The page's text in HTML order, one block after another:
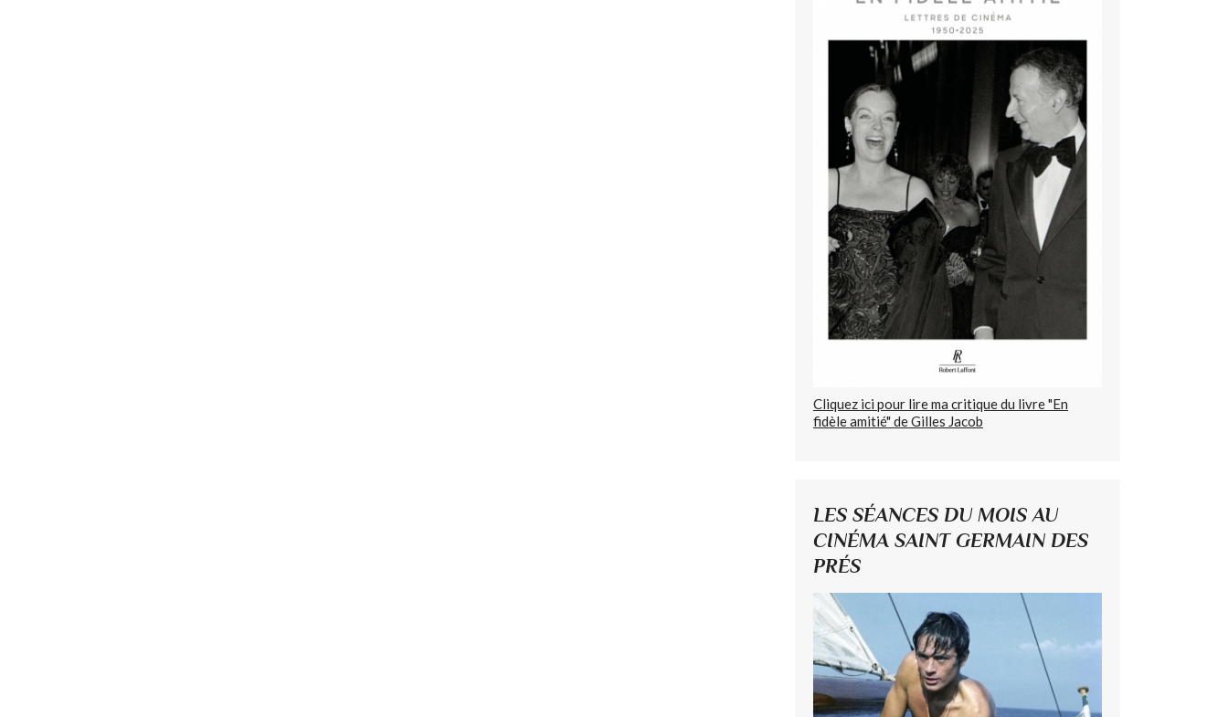
Cliquez ici pour lire ma critique du livre "En
fidèle amitié" de Gilles Jacob
LES SÉANCES DU MOIS AU
CINÉMA SAINT GERMAIN DES
PRÉS